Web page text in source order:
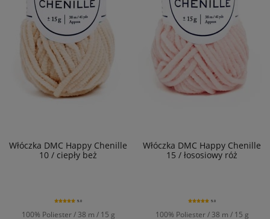
Włóczka DMC Happy Chenille
10 / ciepły beż
100% Poliester / 38 m / 15 g
5.0
Włóczka DMC Happy Chenille
15 / łososiowy róż
100% Poliester / 38 m / 15 g
5.0